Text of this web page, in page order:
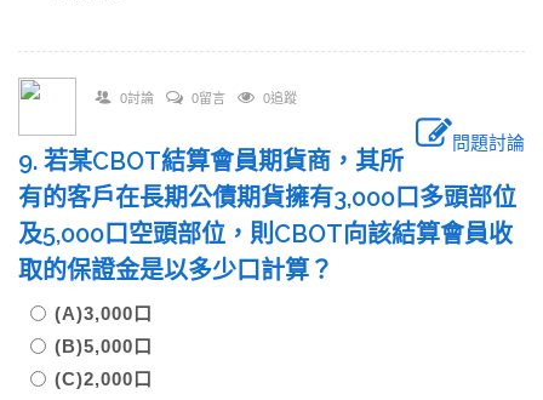
0討論 0留言 0追蹤
問題討論
9. 若某CBOT結算會員期貨商，其所
有的客戶在長期公債期貨擁有3,000口多頭部位
及5,000口空頭部位，則CBOT向該結算會員收
取的保證金是以多少口計算？
(A)3,000口
(B)5,000口
(C)2,000口